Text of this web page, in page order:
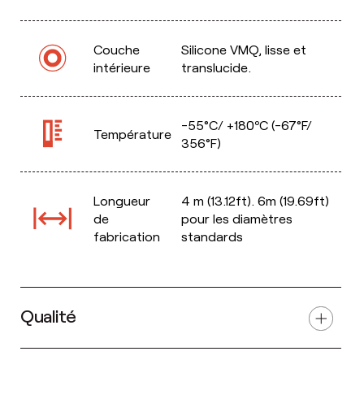
Couche
intérieure
Silicone VMQ, lisse et
translucide.
Température
-55°C/ +180ºC (-67°F/
356°F)
Longueur
de
fabrication
4 m (13.12ft). 6m (19.69ft)
pour les diamètres
standards
Qualité